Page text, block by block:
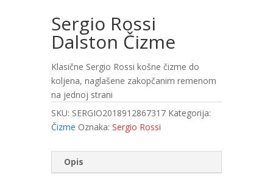
Sergio Rossi
Dalston Čizme
Klasične Sergio Rossi košne čizme do
koljena, naglašene zakopčanim remenom
na jednoj strani
SKU: SERGIO2018912867317 Kategorija:
Čizme Oznaka: Sergio Rossi
Opis